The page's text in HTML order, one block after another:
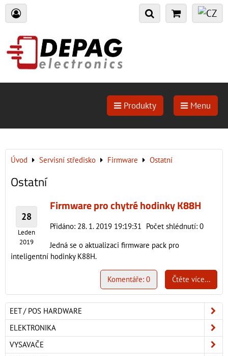
Produkty Menu
Úvod Servisní středisko Firmware Ostatní
Ostatní
28
Leden
2019
Firmware pro chytré hodinky K88H
Přidáno: 28. 1. 2019 19:19:31 Počet shlédnutí: 0
Jedná se o aktualizaci firmware pack pro
inteligentní hodinky K88H.
Čtěte více...
Komentáře: 0
EET / POS HARDWARE
ELEKTRONIKA
VYSAVAČE